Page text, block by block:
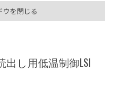
ウを閉じる
し用低温制御LSI